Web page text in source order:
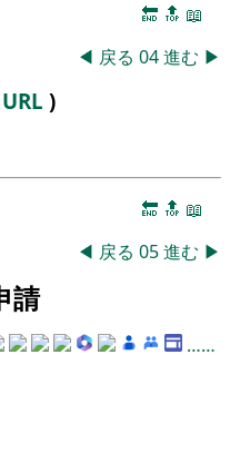
🔚 🔝 📖
◀ 戻る 04進む ▶
URL )
🔚 🔝 📖
◀ 戻る 05進む ▶
請
……